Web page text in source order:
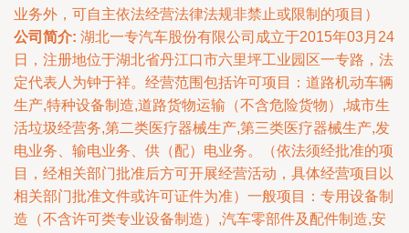
业务外，可自主依法经营法律法规非禁止或限制的项目）
公司简介: 湖北一专汽车股份有限公司成立于2015年03月24
日，注册地位于湖北省丹江口市六里坪工业园区一专路，法
定代表人为钟于祥。经营范围包括许可项目：道路机动车辆
生产,特种设备制造,道路货物运输（不含危险货物）,城市生
活垃圾经营务,第二类医疗器械生产,第三类医疗器械生产,发
电业务、输电业务、供（配）电业务。（依法须经批准的项
目，经相关部门批准后方可开展经营活动，具体经营项目以
相关部门批准文件或许可证件为准）一般项目：专用设备制
造（不含许可类专业设备制造）,汽车零部件及配件制造,安